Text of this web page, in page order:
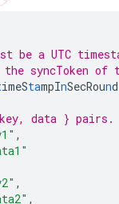
be a UTC
syncToken of
imeStampInSecRoun
data } pairs.
,
,
,